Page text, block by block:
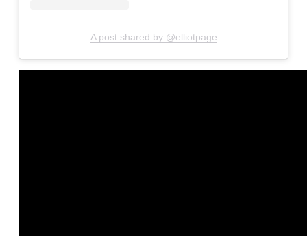
A post shared by @elliotpage